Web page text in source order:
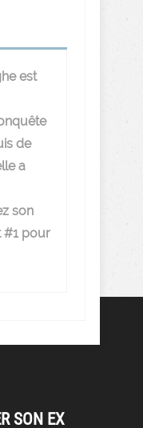
est
de
a
son
#1 pour
SON EX